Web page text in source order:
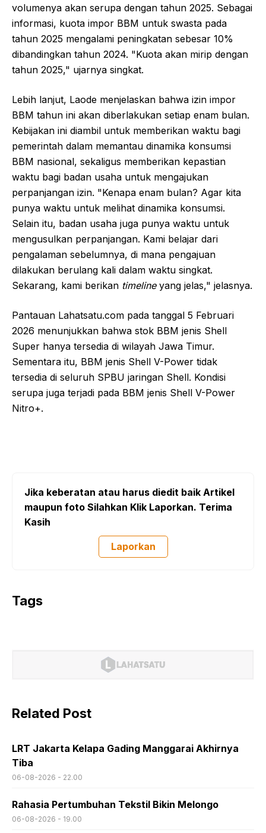
volumenya akan serupa dengan tahun 2025. Sebagai
informasi, kuota impor BBM untuk swasta pada
tahun 2025 mengalami peningkatan sebesar 10%
dibandingkan tahun 2024. "Kuota akan mirip dengan
tahun 2025," ujarnya singkat.
Lebih lanjut, Laode menjelaskan bahwa izin impor
BBM tahun ini akan diberlakukan setiap enam bulan.
Kebijakan ini diambil untuk memberikan waktu bagi
pemerintah dalam memantau dinamika konsumsi
BBM nasional, sekaligus memberikan kepastian
waktu bagi badan usaha untuk mengajukan
perpanjangan izin. "Kenapa enam bulan? Agar kita
punya waktu untuk melihat dinamika konsumsi.
Selain itu, badan usaha juga punya waktu untuk
mengusulkan perpanjangan. Kami belajar dari
pengalaman sebelumnya, di mana pengajuan
dilakukan berulang kali dalam waktu singkat.
Sekarang, kami berikan timelineyang jelas," jelasnya.
Pantauan Lahatsatu.com pada tanggal 5 Februari
2026 menunjukkan bahwa stok BBM jenis Shell
Super hanya tersedia di wilayah Jawa Timur.
Sementara itu, BBM jenis Shell V-Power tidak
tersedia di seluruh SPBU jaringan Shell. Kondisi
serupa juga terjadi pada BBM jenis Shell V-Power
Nitro+.
Jika keberatan atau harus diedit baik Artikel
maupun foto Silahkan Klik Laporkan. Terima
Kasih
Laporkan
Tags
Related Post
LRT Jakarta Kelapa Gading Manggarai Akhirnya
Tiba
06-08-2026 - 22.00
Rahasia Pertumbuhan Tekstil Bikin Melongo
06-08-2026 - 19.00